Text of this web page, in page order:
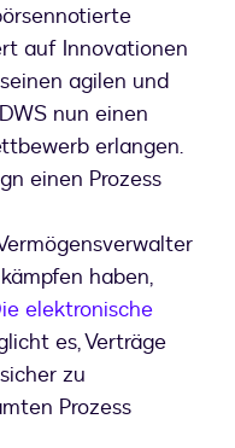
auf Innovationen
agilen und
nun einen
erlangen.
einen Prozess
haben,
elektronische
es, Verträge
zu
Prozess